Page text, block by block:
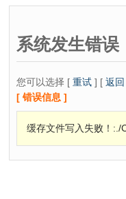
系统发生错误
您可以选择 [ 重试 ] [ 返回
[ 错误信息 ]
缓存文件写入失败！